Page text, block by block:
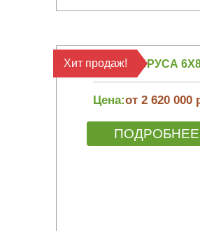
БАНЯ ИЗ БРУСА
Цена:от 2 620 000
ПОДРОБНЕЕ
Хит продаж!